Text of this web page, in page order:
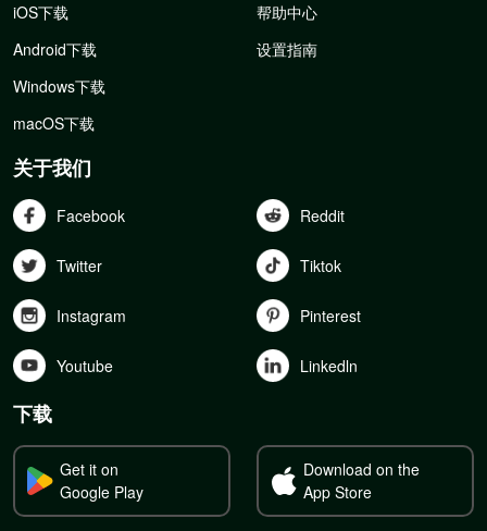
iOS下载
Android下载
Windows下载
macOS下载
帮助中心
设置指南
关于我们
Facebook Reddit
Twitter Tiktok
Instagram Pinterest
Youtube Linkedln
下载
Get it on
Google Play
Download on the
App Store